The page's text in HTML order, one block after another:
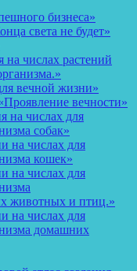
бизнеса»
света не будет»
числах растений
вечной жизни»
вечности»
на числах для
собак»
на числах для
кошек»
на числах для
животных и птиц.»
на числах для
домашних